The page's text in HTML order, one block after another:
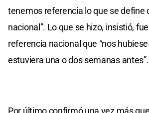
tenemos referencia lo que se define
nacional”. Lo que se hizo, insistió,
referencia nacional que “nos
estuviera una o dos semanas antes”.
Por último confirmó una vez más